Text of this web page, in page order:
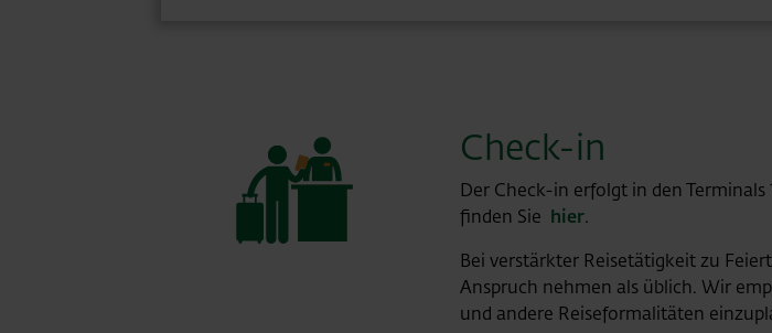
Check-in
Der Check-in erfolgt in den
finden Sie hier.
Bei verstärkter Reisetätigkeit zu
Anspruch nehmen als üblich. Wir
und andere Reiseformalitäten